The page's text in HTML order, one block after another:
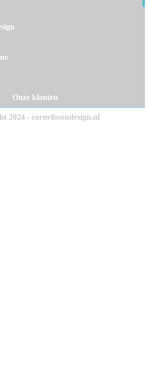
Onze klanten
2024 - cornelissendesign.nl